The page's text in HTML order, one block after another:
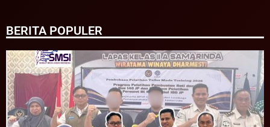
BERITA POPULER